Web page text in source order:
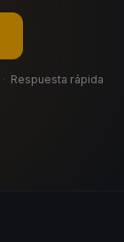
· Respuesta rápida